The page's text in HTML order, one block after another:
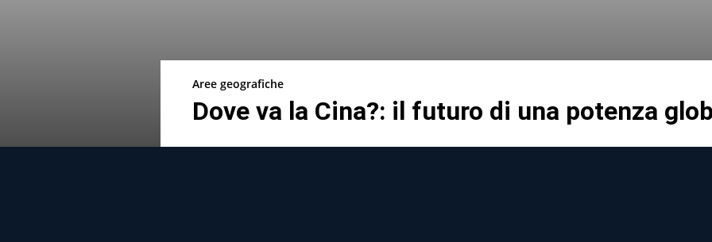
Aree geografiche
Dove va la Cina?: il futuro di una potenza